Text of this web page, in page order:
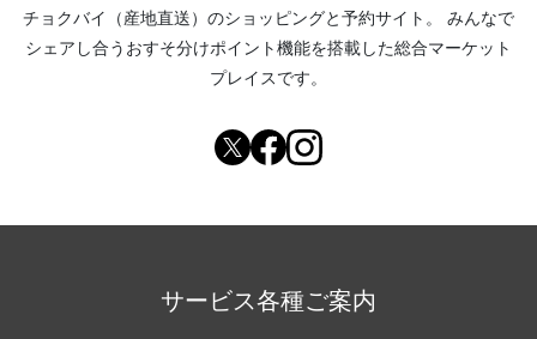
チョクバイ（産地直送） のショッピングと予約サイト。
みんなで
シェアし合う おすそ分けポイント機能を搭載した総合マーケット
プレイスです。
サービス各種ご案内